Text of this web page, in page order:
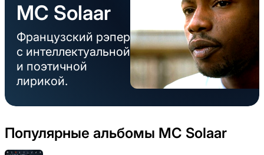
MC Solaar
Французский рэпер
с интеллектуальной
и поэтичной
лирикой.
Популярные альбомы MC Solaar